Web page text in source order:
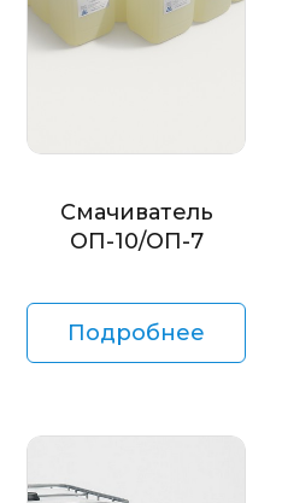
Смачиватель
ОП-10/ОП-7
Подробнее